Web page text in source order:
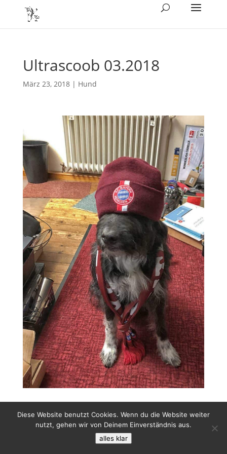
Ultrascoob 03.2018
März 23, 2018| Hund
Diese Website benutzt Cookies. Wenn du die Website weiter
nutzt, gehen wir von Deinem Einverständnis aus.
alles klar